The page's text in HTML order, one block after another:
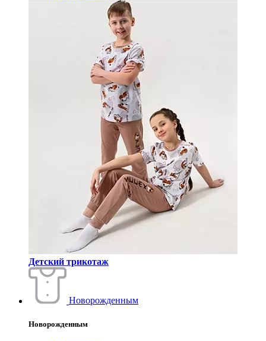
Детский трикотаж
Новорожденным
Новорожденным